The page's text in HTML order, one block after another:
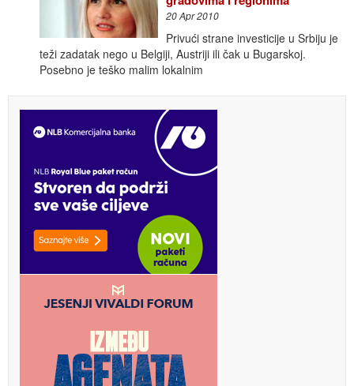
20 Apr 2010
Privući strane investicije u Srbiju je
teži zadatak nego u Belgiji, Austriji ili čak u Bugarskoj.
Posebno je teško malim lokalnim